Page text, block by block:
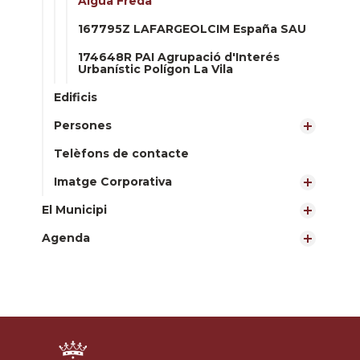
167795Z LAFARGEOLCIM España SAU
174648R PAI Agrupació d'Interés
Urbanístic Polígon La Vila
Edificis
Persones
Telèfons de contacte
Imatge Corporativa
El Municipi
Agenda